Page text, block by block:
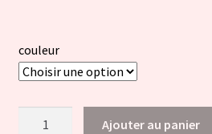
couleur
Ajouter au panier